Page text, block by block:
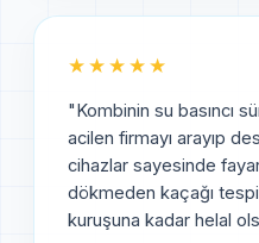
★★★★★
"Kombinin su basıncı
acilen firmayı arayıp
cihazlar sayesinde
dökmeden kaçağı
kuruşuna kadar helal